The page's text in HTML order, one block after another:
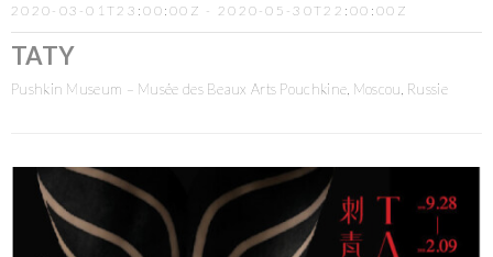
2020-03-01T23:00:00Z - 2020-05-30T22:00:00Z
TATY
Pushkin Museum – Musée des Beaux Arts Pouchkine, Moscou, Russie